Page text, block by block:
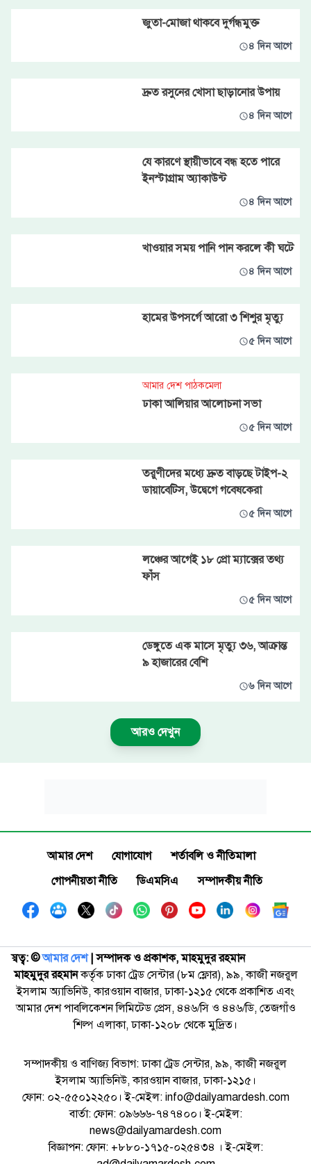
জুতা-মোজা থাকবে দুর্গন্ধমুক্ত
৪ দিন আগে
দ্রুত রসুনের খোসা ছাড়ানোর উপায়
৪ দিন আগে
যে কারণে স্থায়ীভাবে বন্ধ হতে পারে
ইনস্টাগ্রাম অ্যাকাউন্ট
৪ দিন আগে
খাওয়ার সময় পানি পান করলে কী ঘটে
৪ দিন আগে
হামের উপসর্গে আরো ৩ শিশুর মৃত্যু
৫ দিন আগে
আমার দেশ পাঠকমেলা
ঢাকা আলিয়ার আলোচনা সভা
৫ দিন আগে
তরুণীদের মধ্যে দ্রুত বাড়ছে টাইপ-২
ডায়াবেটিস, উদ্বেগে গবেষকেরা
৫ দিন আগে
লঞ্চের আগেই ১৮ প্রো ম্যাক্সের তথ্য
ফাঁস
৫ দিন আগে
ডেঙ্গুতে এক মাসে মৃত্যু ৩৬, আক্রান্ত
৯ হাজারের বেশি
৬ দিন আগে
আরও দেখুন
আমার দেশ যোগাযোগ
শর্তাবলি ও নীতিমালা
গোপনীয়তা নীতি
ডিএমসিএ সম্পাদকীয় নীতি
স্বত্ব: ©️আমার দেশ| সম্পাদক ও প্রকাশক, মাহমুদুর রহমান
মাহমুদুর রহমানকর্তৃক ঢাকা ট্রেড সেন্টার (৮ম ফ্লোর), ৯৯, কাজী নজরুল
ইসলাম অ্যাভিনিউ, কারওয়ান বাজার, ঢাকা-১২১৫ থেকে প্রকাশিত এবং
আমার দেশ পাবলিকেশন লিমিটেড প্রেস, ৪৪৬/সি ও ৪৪৬/ডি, তেজগাঁও
শিল্প এলাকা, ঢাকা-১২০৮ থেকে মুদ্রিত।
সম্পাদকীয় ও বাণিজ্য বিভাগ: ঢাকা ট্রেড সেন্টার, ৯৯, কাজী নজরুল
ইসলাম অ্যাভিনিউ, কারওয়ান বাজার, ঢাকা-১২১৫।
ফোন: ০২-৫৫০১২২৫০। ই-মেইল: info@dailyamardesh.com
বার্তা: ফোন: ০৯৬৬৬-৭৪৭৪০০। ই-মেইল:
news@dailyamardesh.com
বিজ্ঞাপন: ফোন: +৮৮০-১৭১৫-০২৫৪৩৪ । ই-মেইল: